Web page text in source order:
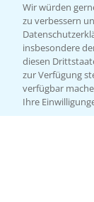
Wir würden
zu verbessern
insbesondere
diesen
zur Verfügung
verfügbar
Ihre